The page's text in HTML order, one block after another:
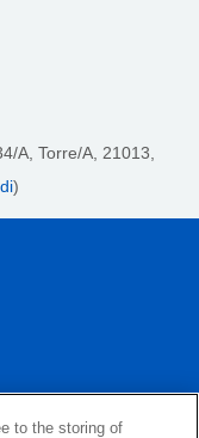
A, Torre/A, 21013,
)
to the storing of